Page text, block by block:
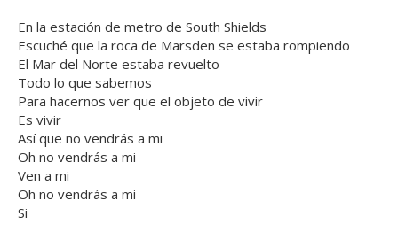
En la estación de metro de South Shields
Escuché que la roca de Marsden se estaba rompiendo
El Mar del Norte estaba revuelto
Todo lo que sabemos
Para hacernos ver que el objeto de vivir
Es vivir
Así que no vendrás a mi
Oh no vendrás a mi
Ven a mi
Oh no vendrás a mi
Si